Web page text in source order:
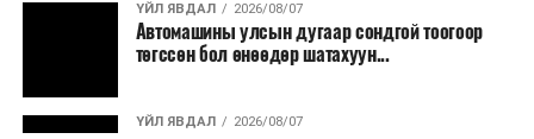
ҮЙЛ ЯВДАЛ 2026/08/07
Автомашины улсын дугаар сондгой тоогоор
төгссөн бол өнөөдөр шатахуун...
ҮЙЛ ЯВДАЛ 2026/08/07